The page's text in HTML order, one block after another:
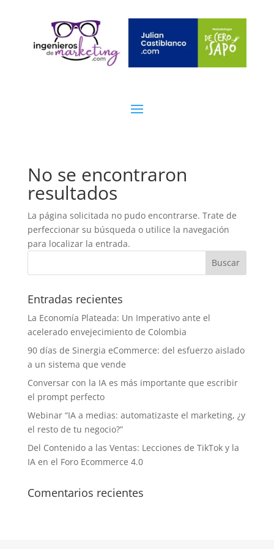
No se encontraron
resultados
La página solicitada no pudo encontrarse. Trate de
perfeccionar su búsqueda o utilice la navegación
para localizar la entrada.
Entradas recientes
La Economía Plateada: Un Imperativo ante el
acelerado envejecimiento de Colombia
90 días de Sinergia eCommerce: del esfuerzo aislado
a un sistema que vende
Conversar con la IA es más importante que escribir
el prompt perfecto
Webinar “IA a medias: automatizaste el marketing, ¿y
el resto de tu negocio?”
Del Contenido a las Ventas: Lecciones de TikTok y la
IA en el Foro Ecommerce 4.0
Comentarios recientes